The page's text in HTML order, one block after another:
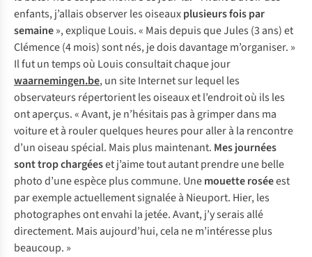
enfants, j’allais observer les oiseauxplusieurs fois par
semaine», explique Louis. « Mais depuis que Jules (3 ans) et
Clémence (4 mois) sont nés, je dois davantage m’organiser. »
Il fut un temps où Louis consultait chaque jour
waarnemingen.be, un site Internet sur lequel les
observateurs répertorient les oiseaux et l’endroit où ils les
ont aperçus. « Avant, je n’hésitais pas à grimper dans ma
voiture et à rouler quelques heures pour aller à la rencontre
d’un oiseau spécial. Mais plus maintenant. Mes journées
sont trop chargéeset j’aime tout autant prendre une belle
photo d’une espèce plus commune. Unemouette roséeest
par exemple actuellement signalée à Nieuport. Hier, les
photographes ont envahi la jetée. Avant, j’y serais allé
directement. Mais aujourd’hui, cela ne m’intéresse plus
beaucoup. »